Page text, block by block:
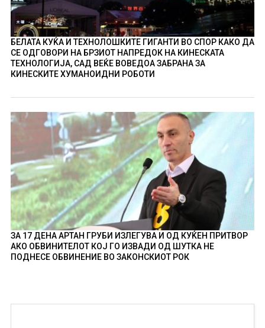
БЕЛАТА КУЌА И ТЕХНОЛОШКИТЕ ГИГАНТИ ВО СПОР КАКО ДА
СЕ ОДГОВОРИ НА БРЗИОТ НАПРЕДОК НА КИНЕСКАТА
ТЕХНОЛОГИЈА, САД ВЕЌЕ ВОВЕДОА ЗАБРАНА ЗА
КИНЕСКИТЕ ХУМАНОИДНИ РОБОТИ
ЗА 17 ДЕНА АРТАН ГРУБИ ИЗЛЕГУВА И ОД КУЌЕН ПРИТВОР
АКО ОБВИНИТЕЛОТ КОЈ ГО ИЗВАДИ ОД ШУТКА НЕ
ПОДНЕСЕ ОБВИНЕНИЕ ВО ЗАКОНСКИОТ РОК